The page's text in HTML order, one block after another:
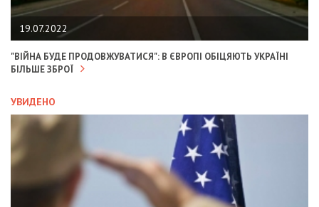
19.07.2022
"ВІЙНА БУДЕ ПРОДОВЖУВАТИСЯ": В ЄВРОПІ ОБІЦЯЮТЬ УКРАЇНІ
БІЛЬШЕ ЗБРОЇ
УВИДЕНО